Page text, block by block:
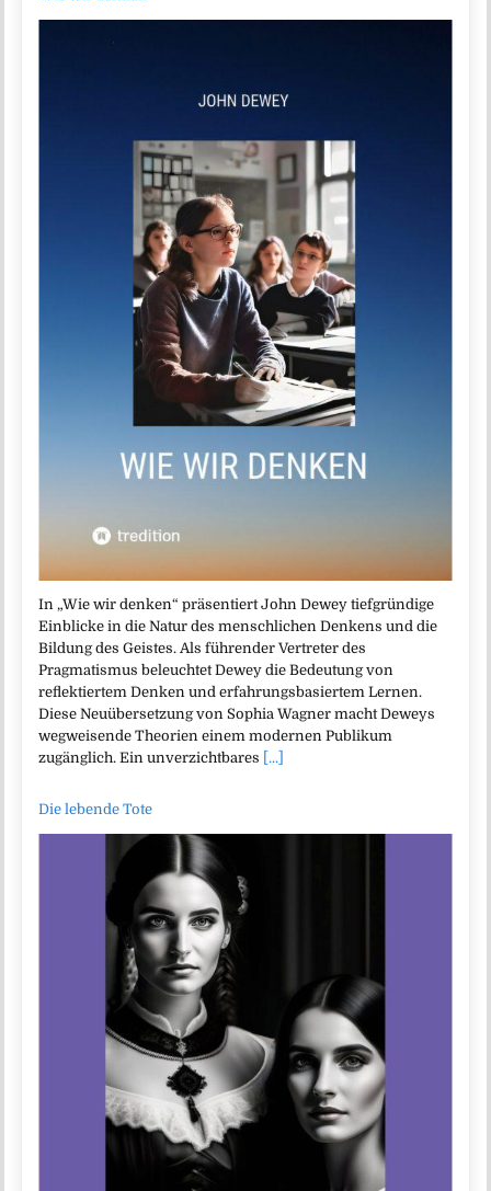
In „Wie wir denken“ präsentiert John Dewey tiefgründige
Einblicke in die Natur des menschlichen Denkens und die
Bildung des Geistes. Als führender Vertreter des
Pragmatismus beleuchtet Dewey die Bedeutung von
reflektiertem Denken und erfahrungsbasiertem Lernen.
Diese Neuübersetzung von Sophia Wagner macht Deweys
wegweisende Theorien einem modernen Publikum
zugänglich. Ein unverzichtbares [...]
Die lebende Tote